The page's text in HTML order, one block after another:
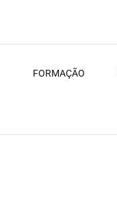
FORMAÇÃO